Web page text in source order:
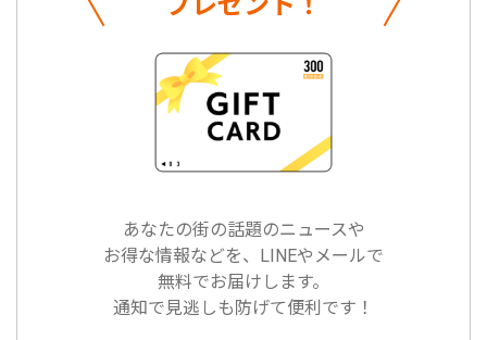
あなたの街の話題のニュースや
お得な情報などを、LINEやメールで
無料でお届けします。
通知で見逃しも防げて便利です！